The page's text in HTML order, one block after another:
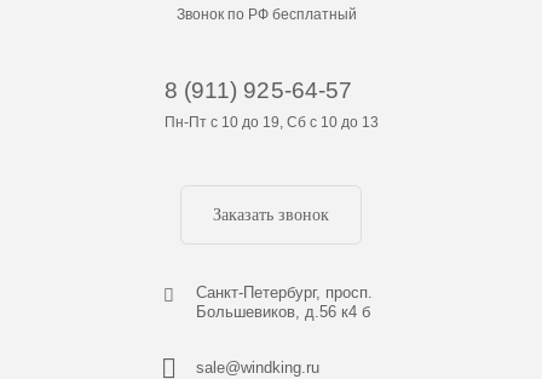
Звонок по РФ бесплатный
8 (911) 925-64-57
Пн-Пт с 10 до 19, Сб с 10 до 13
Заказать звонок
Cанкт-Петербург, просп.
Большевиков, д.56 к4 б
sale@windking.ru